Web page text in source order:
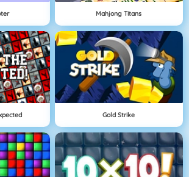
Mahjong Titans
Gold Strike